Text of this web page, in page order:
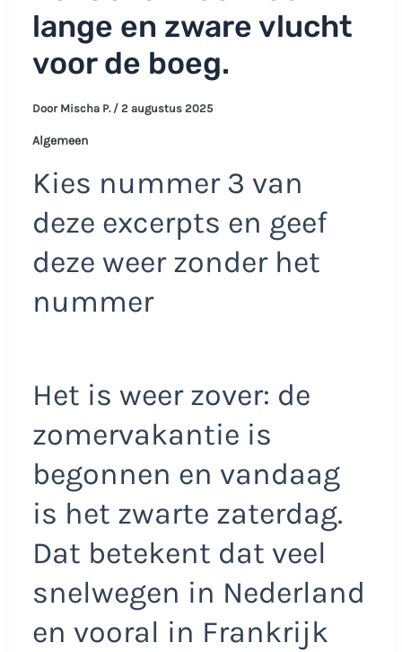
lange en zware vlucht
voor de boeg.
Door Mischa P. / 2 augustus 2025
Algemeen
Kies nummer 3 van
deze excerpts en geef
deze weer zonder het
nummer
Het is weer zover: de
zomervakantie is
begonnen en vandaag
is het zwarte zaterdag.
Dat betekent dat veel
snelwegen in Nederland
en vooral in Frankrijk